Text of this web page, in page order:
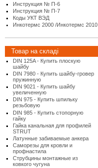
Инструкция № П-6
Инструкция № П-7
Коды УКТ ВЭД
Инкотермс 2000 /Инкотермс 2010
Товар на складі
DIN 125A - Купить плоскую
шайбу
DIN 7980 - Купить шайбу-гровер
пружинную
DIN 9021 - Купить шайбу
увеличенную
DIN 975 - Купить шпильку
резьбовую
DIN 985 - Купить стопорную
гайку
Гайка канальная для профилей
STRUT
Латунные забиваемые анкера
Саморезы для кровли и
профнастила
Струбцины монтажные из
ковкого чугуна